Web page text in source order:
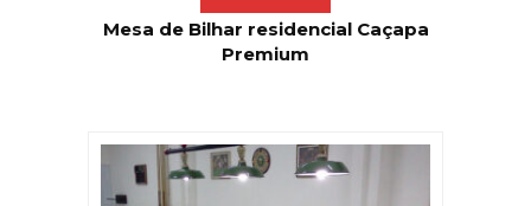
Mesa de Bilhar residencial Caçapa
Premium